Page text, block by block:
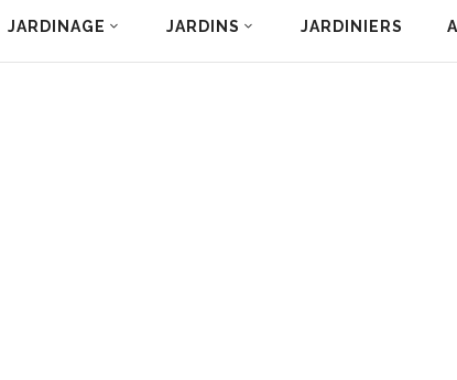
JARDINAGE JARDINS JARDINIERS